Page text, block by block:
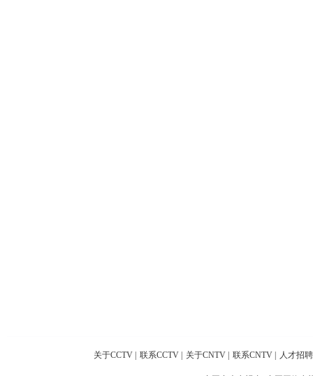
关于CCTV 联系CCTV 关于CNTV 联系CNTV 人才招聘